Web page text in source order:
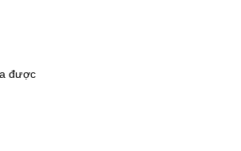
được